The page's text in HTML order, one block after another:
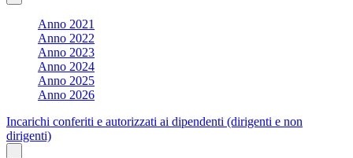
Anno 2021
Anno 2022
Anno 2023
Anno 2024
Anno 2025
Anno 2026
Incarichi conferiti e autorizzati ai dipendenti (dirigenti e non
dirigenti)